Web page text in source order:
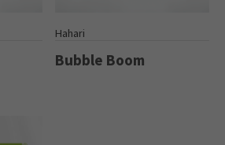
Hahari
Bubble Boom